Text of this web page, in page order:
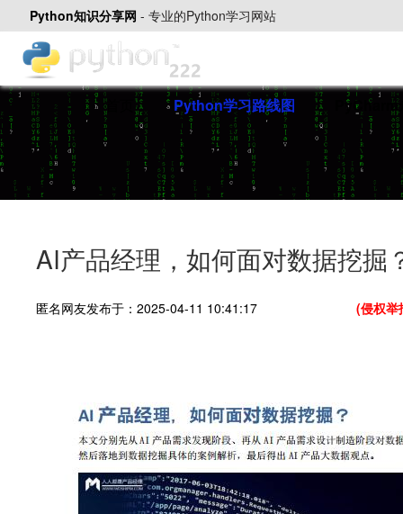
Python知识分享网 - 专业的Python学习网站
首页 Python学习路线图
AI产品经理，如何面对数据挖掘
匿名网友发布于：2025-04-11 10:41:17 (侵权举